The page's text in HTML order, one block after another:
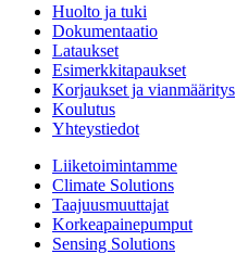
Huolto ja tuki
Dokumentaatio
Lataukset
Esimerkkitapaukset
Korjaukset ja vianmääritys
Koulutus
Yhteystiedot
Liiketoimintamme
Climate Solutions
Taajuusmuuttajat
Korkeapainepumput
Sensing Solutions